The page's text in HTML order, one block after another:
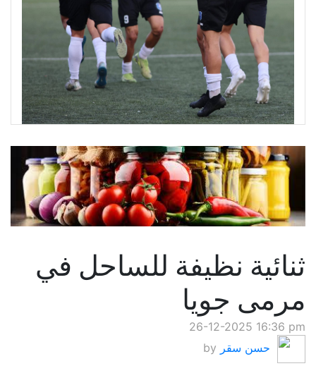
ثنائية نظيفة للساحل في
مرمى جويا
26-12-2025 16:36 pm
by حسن سقر